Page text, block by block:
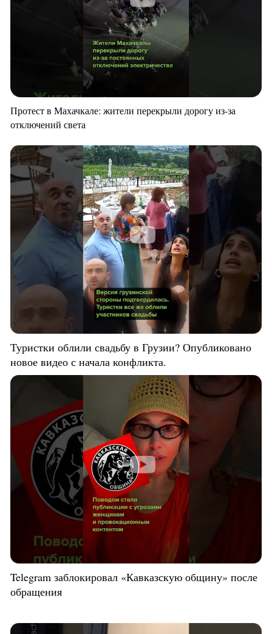
Протест в Махачкале: жители перекрыли дорогу из-за
отключений света
Туристки облили свадьбу в Грузии? Опубликовано
новое видео с начала конфликта.
Telegram заблокировал «Кавказскую общину» после
обращения